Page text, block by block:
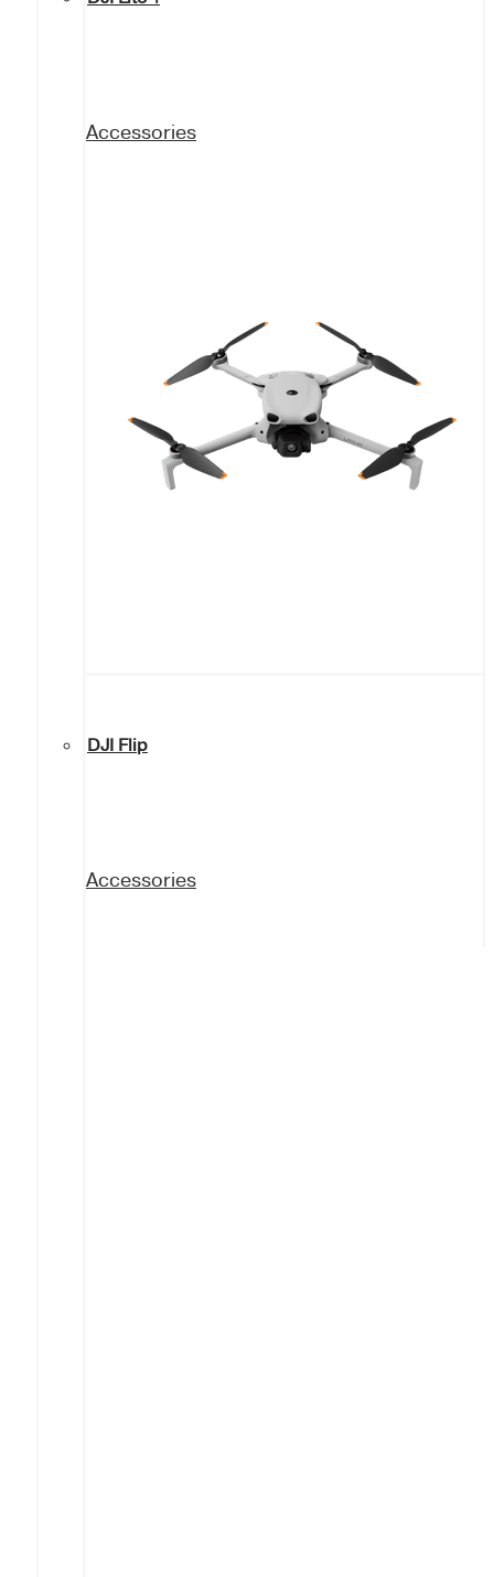
Accessories
DJI Flip
Accessories